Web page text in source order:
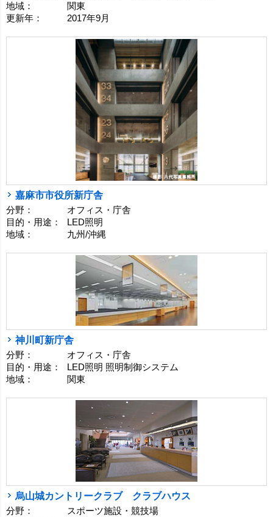
地域：
関東
更新年：
2017年9月
嘉麻市市役所新庁舎
分野：
オフィス・庁舎
目的・用途：
LED照明
地域：
九州/沖縄
神川町新庁舎
分野：
オフィス・庁舎
目的・用途：
LED照明 照明制御システム
地域：
関東
烏山城カントリークラブ クラブハウス
分野：
スポーツ施設・競技場